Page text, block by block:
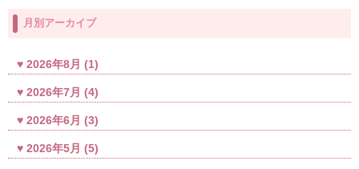
月別アーカイブ
2026年8月 (1)
2026年7月 (4)
2026年6月 (3)
2026年5月 (5)